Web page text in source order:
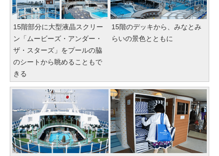
15階部分に大型液晶スクリー
ン「ムービーズ・アンダー・
ザ・スターズ」をプールの脇
のシートから眺めることもで
きる
15階のデッキから、みなとみ
らいの景色とともに